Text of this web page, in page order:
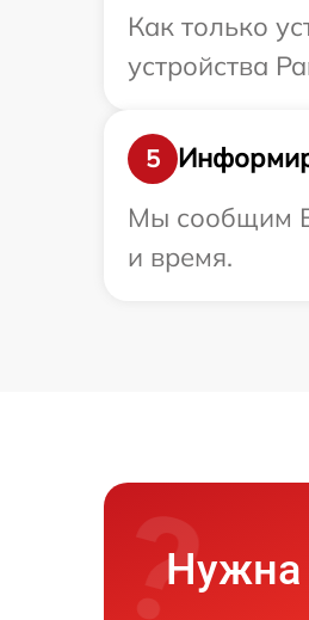
Как только
устройства
5
Мы сообщим
и время.
Нужна